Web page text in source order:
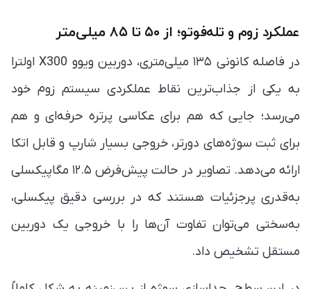
عملکرد زوم و تله‌فوتو؛ از ۵۰ تا ۸۵ میلی‌متر
در فاصله کانونی ۱۳۵ میلی‌متری، دوربین ویوو X300 اولترا
به یکی از جذاب‌ترین نقاط عملکردی سیستم زوم خود
می‌رسد؛ جایی که هم برای عکاسی پرتره حرفه‌ای و هم
برای ثبت سوژه‌های دورتر، خروجی بسیار شارپ و قابل اتکا
ارائه می‌دهد. تصاویر در حالت پیش‌فرض ۱۲.۵ مگاپیکسلی
به‌قدری پرجزئیات هستند که در بررسی دقیق پیکسلی،
به‌سختی می‌توان تفاوت آن‌ها را با خروجی یک دوربین
مستقل تشخیص داد.